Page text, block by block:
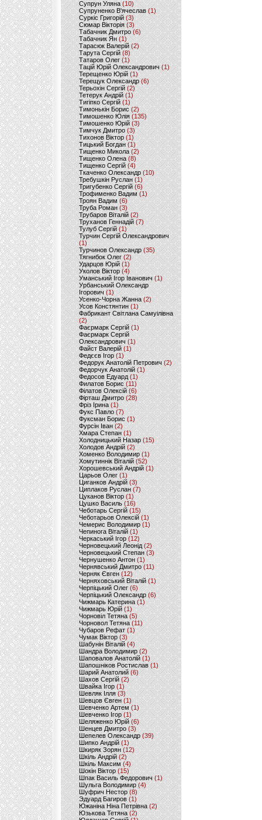
Супрун Уляна (10)
Супруненко В'ячеслав (1)
Суркіс Григорій (3)
Сюмар Вікторія (3)
Табачник Дмитро (6)
Табачник Ян(1)
Тарасюк Валерій (2)
Тарута Сергій (8)
Татаров Олег(1)
Тацій Юрій Олександрович(1)
Терещенко Юрій(1)
Терещук Олександр(6)
Терьохін Сергій (2)
Тетерук Андрій (1)
Тигіпко Сергій(1)
Тимонькін Борис (2)
Тимошенко Юлія (135)
Тимошенко Юрій(3)
Тимчук Дмитро (3)
Тихонов Віктор (1)
Тицький Богдан (1)
Тищенко Микола (2)
Тищенко Олена (8)
Тищенко Сергій (4)
Ткаченко Олександр (10)
Требушкін Руслан (1)
Тригубенко Сергій(6)
Трофименко Вадим (1)
Троян Вадим (6)
Труба Роман(3)
Трубаров Віталій (2)
Труханов Геннадій (7)
Тулуб Сергій(1)
Турчин Сергій Олександрович
(1)
Турчинов Олександр(35)
Тягнибок Олег (2)
Ударцов Юрій (1)
Уколов Віктор(4)
Уманський Ігор Іванович(1)
Урбанський Олександр
Ігорович (1)
Усенко-Чорна Жанна (2)
Усов Констянтин(1)
Фабрикант Світлана Самуілівна
(2)
Фаєрмарк Сергій(1)
Фаєрмарк Сергій
Олександрович (1)
Файст Валерій(1)
Федєєв Ігор (1)
Федорук Анатолій Петрович (2)
Федорчук Анатолій (1)
Федосов Едуард (1)
Филатов Борис (11)
Філатов Олексій (6)
Фірташ Дмитро (28)
Фріз Ірина (1)
Фукс Павло (7)
Фуксман Борис (1)
Фурсін Іван (2)
Хмара Степан(1)
Холодницький Назар(15)
Холодов Андрій (2)
Хоменко Володимир (1)
Хомутиннік Віталій (52)
Хорошевський Андрій (1)
Царьов Олег (1)
Циганков Андрій (3)
Циплаков Руслан(7)
Цуканов Віктор (1)
Цушко Василь (16)
Чеботарь Сергій (15)
Чеботарьов Олексій (1)
Чемерис Володимир (1)
Чепинога Віталій (1)
Черкаський Ігор (12)
Черновецький Леонід(2)
Черновецький Степан (3)
Чернушенко Антон (1)
Чернявський Дмитро(11)
Черняк Євген(12)
Черняховський Віталій (1)
Черпіцький Олег (6)
Черпіцький Олександр (6)
Чижмарь Катерина (1)
Чижмарь Юрій (1)
Чорновіл Тетяна (5)
Чорновол Тетяна (11)
Чубаров Рефат (1)
Чумак Віктор(3)
Шабунін Віталій (4)
Шандра Володимир (2)
Шаповалов Анатолій(1)
Шапошніков Ростислав(1)
Шарий Анатолий(6)
Шахов Сергій(2)
Швайка Ігор (1)
Шевляк Ілля (3)
Шевцов Євген (1)
Шевченко Артем(1)
Шевченко Ігор(1)
Шеляженко Юрій (6)
Шенцев Дмитро (3)
Шепелев Олександр (39)
Шипко Андрій(1)
Шкиряк Зорян(12)
Шкіль Андрій(2)
Шкіль Максим (4)
Шокін Віктор (15)
Шпак Василь Федорович (1)
Шульга Володимир (4)
Шуфрич Нестор(8)
Эдуард Багиров (1)
Южаніна Ніна Петрівна (2)
Юзькова Тетяна(2)